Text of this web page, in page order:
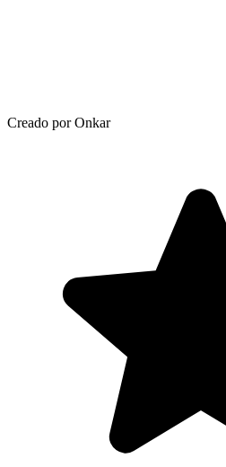
Creado por Onkar